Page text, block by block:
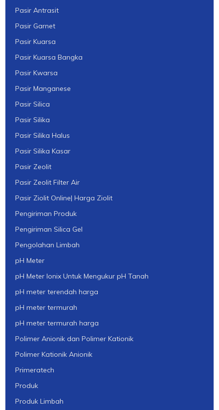
Pasir Antrasit
Pasir Garnet
Pasir Kuarsa
Pasir Kuarsa Bangka
Pasir Kwarsa
Pasir Manganese
Pasir Silica
Pasir Silika
Pasir Silika Halus
Pasir Silika Kasar
Pasir Zeolit
Pasir Zeolit Filter Air
Pasir Ziolit Online| Harga Ziolit
Pengiriman Produk
Pengiriman Silica Gel
Pengolahan Limbah
pH Meter
pH Meter Ionix Untuk Mengukur pH Tanah
pH meter terendah harga
pH meter termurah
pH meter termurah harga
Polimer Anionik dan Polimer Kationik
Polimer Kationik Anionik
Primeratech
Produk
Produk Limbah